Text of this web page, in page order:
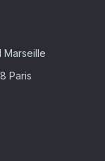
Marseille
Paris